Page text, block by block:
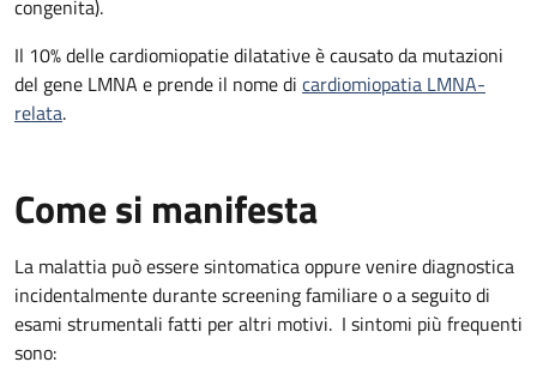
congenita).
Il 10% delle cardiomiopatie dilatative è causato da mutazioni
del gene LMNA e prende il nome di cardiomiopatia LMNA-
relata.
Come si manifesta
La malattia può essere sintomatica oppure venire diagnostica
incidentalmente durante screening familiare o a seguito di
esami strumentali fatti per altri motivi. I sintomi più frequenti
sono: